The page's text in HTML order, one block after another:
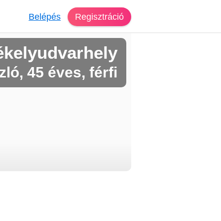
Belépés Regisztráció
45 éves, férfi